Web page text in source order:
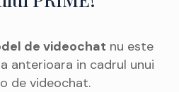
de videochat nu este
anterioara in cadrul unui
de videochat.